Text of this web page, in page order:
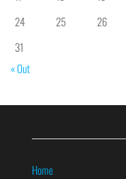
24
25 26
31
« Out
Home